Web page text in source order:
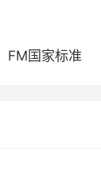
FM国家标准